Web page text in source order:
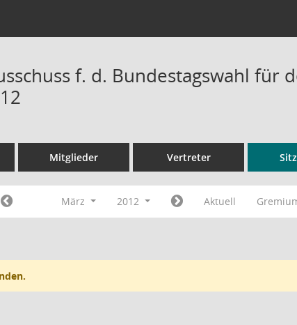
f. d. Bundestagswahl für
Mitglieder Vertreter
März 2012 Aktuell